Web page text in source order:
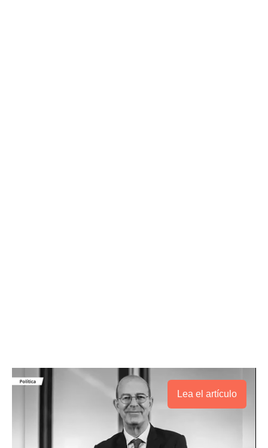
Lea el artículo